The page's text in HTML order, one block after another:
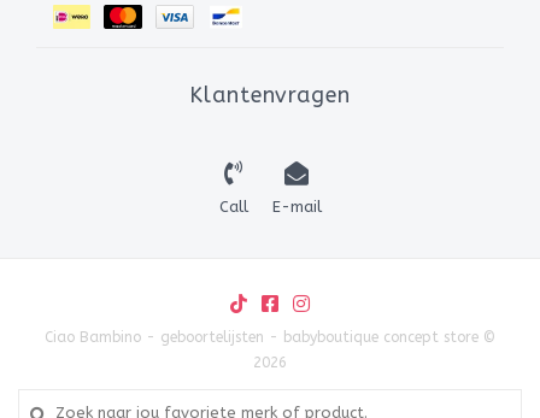
Klantenvragen
Call E-mail
Ciao Bambino - geboortelijsten - babyboutique concept store ©
2026